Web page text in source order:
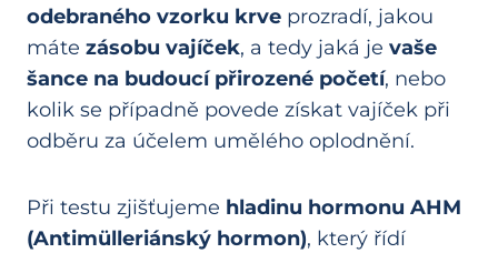
odebraného vzorku krve prozradí, jakou
máte zásobu vajíček, a tedy jaká je vaše
šance na budoucí přirozené početí, nebo
kolik se případně povede získat vajíček při
odběru za účelem umělého oplodnění.
Při testu zjišťujeme hladinu hormonu AHM
(Antimülleriánský hormon), který řídí